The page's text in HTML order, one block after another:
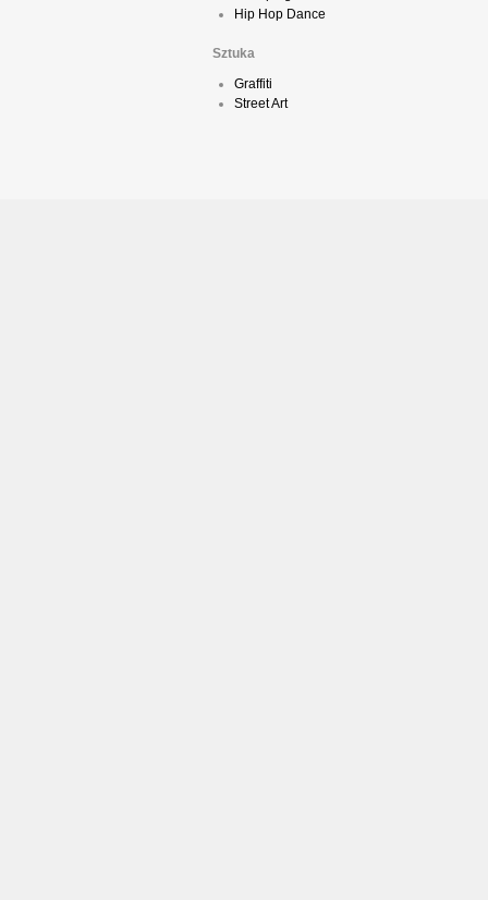
Hip Hop Dance
Sztuka
Graffiti
Street Art